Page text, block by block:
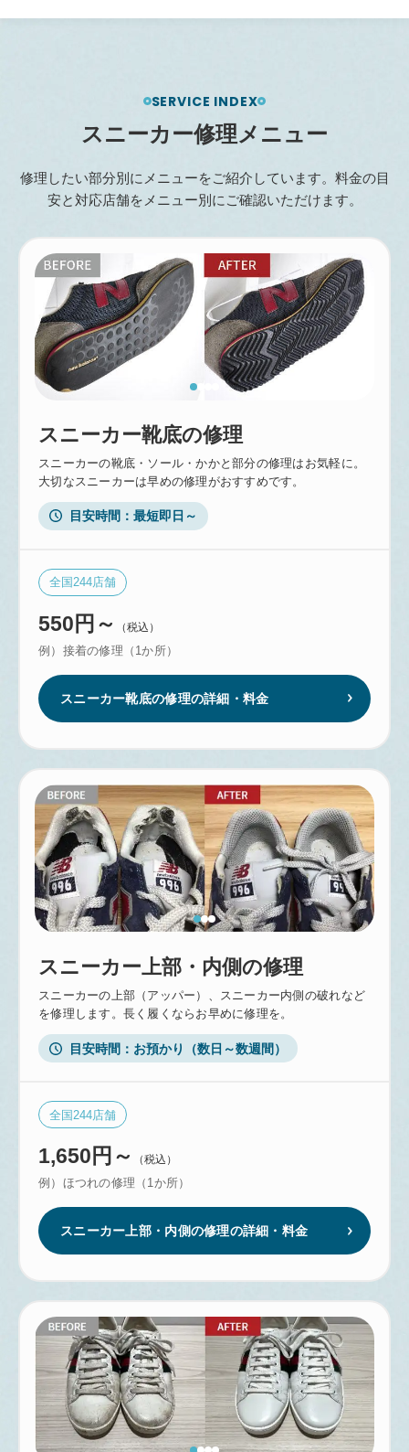
SERVICE INDEX
スニーカー修理メ ニュー
修理したい部分別にメニューをご紹介しています。料金の目
安と対応店舗をメニュー別にご確認いただけます。
スニーカー靴底の修理
スニーカーの靴底・ソール・かかと部分の修理はお気軽に。
大切なスニーカーは早めの修理がおすすめです。
目安時間 最短即日～
全国244店舗
550円～ （税込）
例）接着の修理（1か所）
スニーカー靴底の修理の詳細・料金
スニーカー上部・内側の修理
スニーカーの上部（アッパー）、スニーカー内側の破れなど
を修理します。長く履くならお早めに修理を。
目安時間 お預かり（数日～数週間）
全国244店舗
1,650円～ （税込）
例）ほつれの修理（1か所）
スニーカー上部・内側の修理の詳細・料金